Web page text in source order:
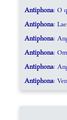
Antiphona: O
Antiphona:
Antiphona:
Antiphona:
Antiphona:
Antiphona: